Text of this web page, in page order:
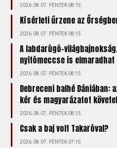
2026.08.07. PÉNTEK 08:15
Kísérleti űrzene az
2026.08.07. PÉNTEK 08:15
A labdarúgó-
nyitómeccse is elmaradhat
2026.08.07. PÉNTEK 08:15
Debreceni balhé Dániában:
kér és magyarázatot követel
2026.08.07. PÉNTEK 08:15
Csak a baj volt Takaróval?
2026.08.07. PÉNTEK 07:15